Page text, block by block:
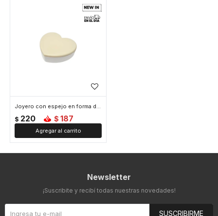
Joyero con espejo en forma de corazon - 10x9x3cm - Beige
$ 220 $ 187
Newsletter
¡Suscribite y recibí todas nuestras novedades!
SUSCRIBIRME